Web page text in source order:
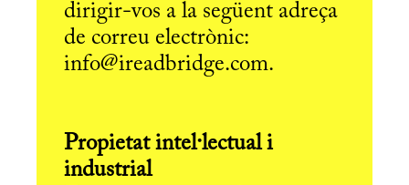
dirigir-vos a la següent adreça
de correu electrònic:
info@ireadbridge.com.
Propietat intel·lectual i
industrial